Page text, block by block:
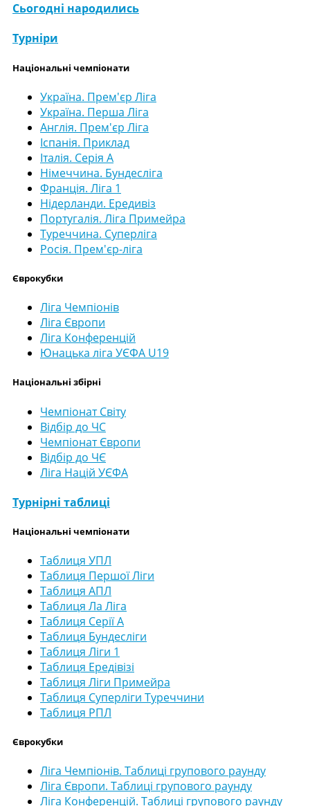
Сьогодні народились
Турніри
Національні чемпіонати
Україна. Прем'єр Ліга
Україна. Перша Ліга
Англія. Прем'єр Ліга
Іспанія. Приклад
Італія. Серія А
Німеччина. Бундесліга
Франція. Ліга 1
Нідерланди. Ередивіз
Португалія. Ліга Примейра
Туреччина. Суперліга
Росія. Прем'єр-ліга
Єврокубки
Ліга Чемпіонів
Ліга Європи
Ліга Конференцій
Юнацька ліга УЄФА U19
Національні збірні
Чемпіонат Світу
Відбір до ЧС
Чемпіонат Європи
Відбір до ЧЄ
Ліга Націй УЄФА
Турнірні таблиці
Національні чемпіонати
Таблиця УПЛ
Таблиця Першої Ліги
Таблиця АПЛ
Таблиця Ла Ліга
Таблиця Серії А
Таблиця Бундесліги
Таблиця Ліги 1
Таблиця Ередівізі
Таблиця Ліги Примейра
Таблиця Суперліги Туреччини
Таблиця РПЛ
Єврокубки
Ліга Чемпіонів. Таблиці групового раунду
Ліга Європи. Таблиці групового раунду
Ліга Конференцій. Таблиці групового раунду